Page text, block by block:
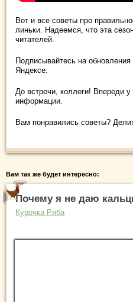
Вот и все советы про
линьки. Надеемся, что эта
читателей.
Подписывайтесь на
Яндексе.
До встречи, коллеги! Впереди у
информации.
Вам понравились советы?
Вам так же будет интересно:
Почему я не даю
Курочка Ряба